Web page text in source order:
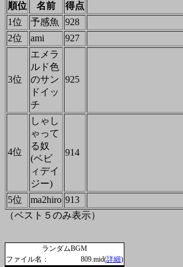
順位 名前 得点
1位
予感魚
928
2位
ami 927
3位
エメラ
ルド色
のサン
ドイッ
チ
925
4位
しゃし
ゃって
る奴
(ベビ
ィデイ
ジー)
914
5位 ma2hiro 913
（ベスト５のみ表示）
ランダムBGM
ファイル名：
809.mid(詳細)